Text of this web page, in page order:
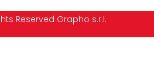
Reserved Grapho s.r.l.